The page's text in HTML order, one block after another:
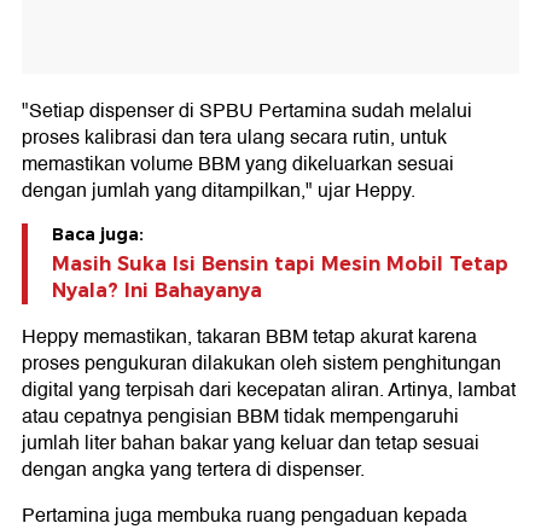
"Setiap dispenser di SPBU Pertamina sudah melalui
proses kalibrasi dan tera ulang secara rutin, untuk
memastikan volume BBM yang dikeluarkan sesuai
dengan jumlah yang ditampilkan," ujar Heppy.
Baca juga:
Masih Suka Isi Bensin tapi Mesin Mobil Tetap
Nyala? Ini Bahayanya
Heppy memastikan, takaran BBM tetap akurat karena
proses pengukuran dilakukan oleh sistem penghitungan
digital yang terpisah dari kecepatan aliran. Artinya, lambat
atau cepatnya pengisian BBM tidak mempengaruhi
jumlah liter bahan bakar yang keluar dan tetap sesuai
dengan angka yang tertera di dispenser.
Pertamina juga membuka ruang pengaduan kepada